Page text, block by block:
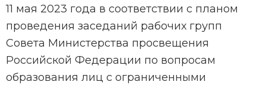
11 мая 2023 года в соответствии с планом
проведения заседаний рабочих групп
Совета Министерства просвещения
Российской Федерации по вопросам
образования лиц с ограниченными